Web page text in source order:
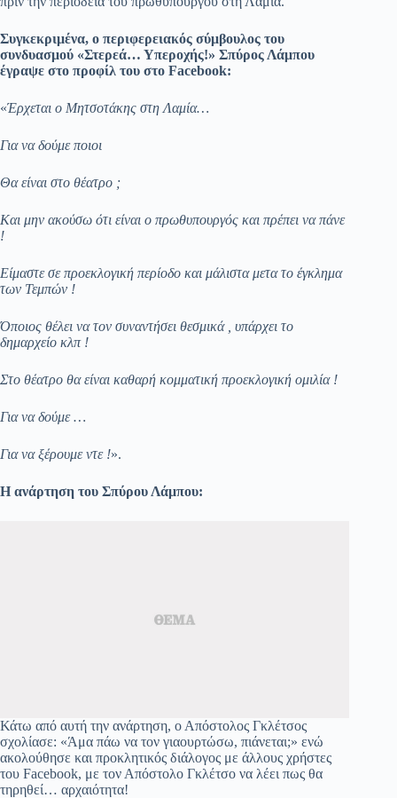
pp
εί
Συγκεκριμένα, ο περιφερειακός σύμβουλος του
συνδυασμού «Στερεά… Υπεροχής!» Σπύρος Λάμπου
έγραψε στο προφίλ του στο Facebook:
«Έρχεται ο Μητσοτάκης στη Λαμία…
Για να δούμε ποιοι
Θα είναι στο θέατρο ;
Και μην ακούσω ότι είναι ο πρωθυπουργός και πρέπει να πάνε
!
Είμαστε σε προεκλογική περίοδο και μάλιστα μετα το έγκλημα
των Τεμπών !
Όποιος θέλει να τον συναντήσει θεσμικά , υπάρχει το
δημαρχείο κλπ !
Στο θέατρο θα είναι καθαρή κομματική προεκλογική ομιλία !
Για να δούμε …
Για να ξέρουμε ντε !».
Η ανάρτηση του Σπύρου Λάμπου:
Κάτω από αυτή την ανάρτηση, ο Απόστολος Γκλέτσος
σχολίασε: «Άμα πάω να τον γιαουρτώσω, πιάνεται;» ενώ
ακολούθησε και προκλητικός διάλογος με άλλους χρήστες
του Facebook, με τον Απόστολο Γκλέτσο να λέει πως θα
τηρηθεί… αρχαιότητα!